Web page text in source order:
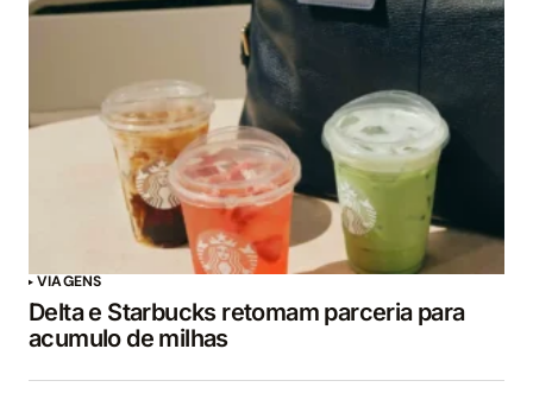
VIAGENS
Delta e Starbucks retomam parceria para
acumulo de milhas